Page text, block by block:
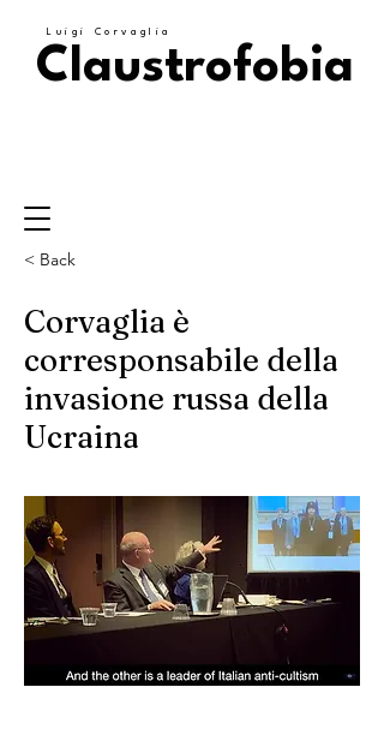
Luigi Corvaglia
Claustrofobia
< Back
Corvaglia è
corresponsabile della
invasione russa della
Ucraina